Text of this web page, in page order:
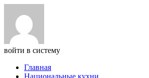
войти в систему
Главная
Национальные кухни